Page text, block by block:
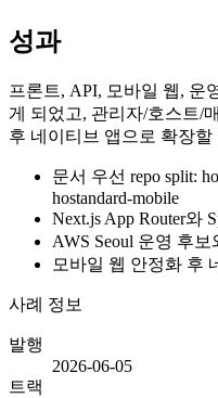
성과
프론트, API, 모바일 웹, 운
게 되었고, 관리자/호스트/
후 네이티브 앱으로 확장
문서 우선 repo split:
hostandard-mobile
Next.js App Router와
AWS Seoul 운영 후보
모바일 웹 안정화 후
사례 정보
발행
2026-06-05
트랙